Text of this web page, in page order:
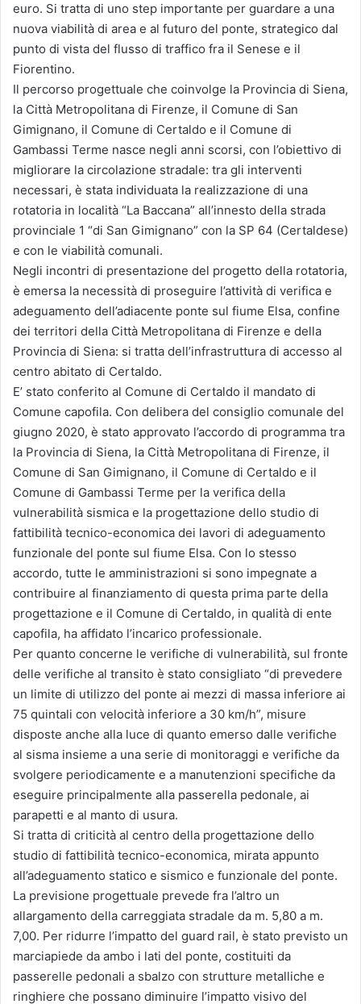
euro. Si tratta di uno step importante per guardare a una
nuova viabilità di area e al futuro del ponte, strategico dal
punto di vista del flusso di traffico fra il Senese e il
Fiorentino.
Il percorso progettuale che coinvolge la Provincia di Siena,
la Città Metropolitana di Firenze, il Comune di San
Gimignano, il Comune di Certaldo e il Comune di
Gambassi Terme nasce negli anni scorsi, con l’obiettivo di
migliorare la circolazione stradale: tra gli interventi
necessari, è stata individuata la realizzazione di una
rotatoria in località “La Baccana” all’innesto della strada
provinciale 1 “di San Gimignano” con la SP 64 (Certaldese)
e con le viabilità comunali.
Negli incontri di presentazione del progetto della rotatoria,
è emersa la necessità di proseguire l’attività di verifica e
adeguamento dell’adiacente ponte sul fiume Elsa, confine
dei territori della Città Metropolitana di Firenze e della
Provincia di Siena: si tratta dell’infrastruttura di accesso al
centro abitato di Certaldo.
E’ stato conferito al Comune di Certaldo il mandato di
Comune capofila. Con delibera del consiglio comunale del
giugno 2020, è stato approvato l’accordo di programma tra
la Provincia di Siena, la Città Metropolitana di Firenze, il
Comune di San Gimignano, il Comune di Certaldo e il
Comune di Gambassi Terme per la verifica della
vulnerabilità sismica e la progettazione dello studio di
fattibilità tecnico-economica dei lavori di adeguamento
funzionale del ponte sul fiume Elsa. Con lo stesso
accordo, tutte le amministrazioni si sono impegnate a
contribuire al finanziamento di questa prima parte della
progettazione e il Comune di Certaldo, in qualità di ente
capofila, ha affidato l’incarico professionale.
Per quanto concerne le verifiche di vulnerabilità, sul fronte
delle verifiche al transito è stato consigliato “di prevedere
un limite di utilizzo del ponte ai mezzi di massa inferiore ai
75 quintali con velocità inferiore a 30 km/h”, misure
disposte anche alla luce di quanto emerso dalle verifiche
al sisma insieme a una serie di monitoraggi e verifiche da
svolgere periodicamente e a manutenzioni specifiche da
eseguire principalmente alla passerella pedonale, ai
parapetti e al manto di usura.
Si tratta di criticità al centro della progettazione dello
studio di fattibilità tecnico-economica, mirata appunto
all’adeguamento statico e sismico e funzionale del ponte.
La previsione progettuale prevede fra l’altro un
allargamento della carreggiata stradale da m. 5,80 a m.
7,00. Per ridurre l’impatto del guard rail, è stato previsto un
marciapiede da ambo i lati del ponte, costituiti da
passerelle pedonali a sbalzo con strutture metalliche e
ringhiere che possano diminuire l’impatto visivo del